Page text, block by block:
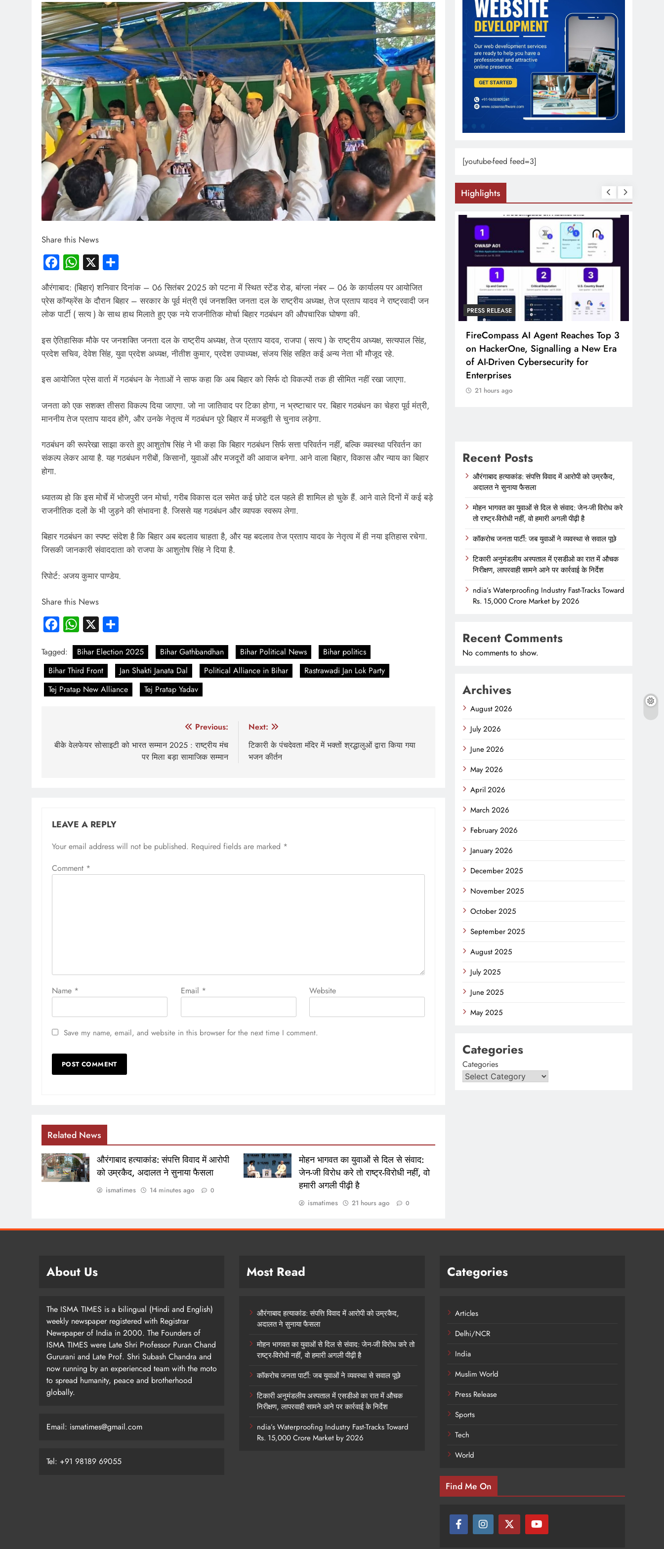
Share this News
Facebook
WhatsApp
X
औरंगाबाद: (बिहार) शनिवार दिनांक – 06 सितंबर 2025 को पटना में स्थित स्टेंड रोड, बांग्ला नंबर – 06 के कार्यालय पर आयोजित
प्रेस कॉन्फ्रेंस के दौरान बिहार – सरकार के पूर्व मंत्री एवं जनशक्ति जनता दल के राष्ट्रीय अध्यक्ष, तेज प्रताप यादव ने राष्ट्रवादी जन
लोक पार्टी ( सत्य ) के साथ हाथ मिलाते हुए एक नये राजनीतिक मोर्चा बिहार गठबंधन की औपचारिक घोषणा की.
इस ऐतिहासिक मौके पर जनशक्ति जनता दल के राष्ट्रीय अध्यक्ष, तेज प्रताप यादव, राजपा ( सत्य ) के राष्ट्रीय अध्यक्ष, सत्यपाल सिंह,
प्रदेश सचिव, देवेश सिंह, युवा प्रदेश अध्यक्ष, नीतीश कुमार, प्रदेश उपाध्यक्ष, संजय सिंह सहित कई अन्य नेता भी मौजूद रहे.
इस आयोजित प्रेस वार्ता में गठबंधन के नेताओं ने साफ कहा कि अब बिहार को सिर्फ दो विकल्पों तक ही सीमित नहीं रखा जाएगा.
जनता को एक सशक्त तीसरा विकल्प दिया जाएगा. जो ना जातिवाद पर टिका होगा, न भ्रष्टाचार पर. बिहार गठबंधन का चेहरा पूर्व मंत्री,
माननीय तेज प्रताप यादव होंगे, और उनके नेतृत्व में गठबंधन पूरे बिहार में मजबूती से चुनाव लड़ेगा.
गठबंधन की रूपरेखा साझा करते हुए आशुतोष सिंह ने भी कहा कि बिहार गठबंधन सिर्फ सत्ता परिवर्तन नहीं, बल्कि व्यवस्था परिवर्तन का
संकल्प लेकर आया है. यह गठबंधन गरीबों, किसानों, युवाओं और मजदूरों की आवाज बनेगा. आने वाला बिहार, विकास और न्याय का बिहार
होगा.
ध्यातव्य हो कि इस मोर्चे में भोजपुरी जन मोर्चा, गरीब विकास दल समेत कई छोटे दल पहले ही शामिल हो चुके हैं. आने वाले दिनों में कई बड़े
राजनीतिक दलों के भी जुड़ने की संभावना है. जिससे यह गठबंधन और व्यापक स्वरूप लेगा.
बिहार गठबंधन का स्पष्ट संदेश है कि बिहार अब बदलाव चाहता है, और यह बदलाव तेज प्रताप यादव के नेतृत्व में ही नया इतिहास रचेगा.
जिसकी जानकारी संवाददाता को राजपा के आशुतोष सिंह ने दिया है.
रिपोर्ट: अजय कुमार पाण्डेय.
Share this News
Facebook
WhatsApp
X
Tagged: Bihar Election 2025 Bihar Gathbandhan Bihar Political News
Bihar politics
Bihar Third Front
Jan Shakti Janata Dal Political Alliance in Bihar
Rastrawadi Jan Lok Party
Tej Pratap New Alliance
Tej Pratap Yadav
navigation
Previous:
बीके वेलफेयर सोसाइटी को भारत सम्मान 2025 : राष्ट्रीय मंच
पर मिला बड़ा सामाजिक सम्मान
Next:
टिकारी के पंचदेवता मंदिर में भक्तों श्रद्धालुओं द्वारा किया गया
भजन कीर्तन
LEAVE A REPLY
Your email address will not be published. Required fields are marked *
Comment *
Name * Email * Website
Save my name, email, and website in this browser for the next time I comment.
Related News
औरंगाबाद हत्याकांड: संपत्ति विवाद में आरोपी
को उम्रकैद, अदालत ने सुनाया फैसला
ismatimes 14 minutes ago 0
मोहन भागवत का युवाओं से दिल से संवाद:
जेन-जी विरोध करे तो राष्ट्र-विरोधी नहीं, वो
हमारी अगली पीढ़ी है
ismatimes 21 hours ago 0
[youtube-feed feed=3]
Highlights
PRESS RELEASE
ndia’s Waterproofing Industry Fast-
Tracks Toward Rs. 15,000 Crore
Market by 2026
21 hours ago
PRESS RELEASE
FireCompass AI Agent Reaches Top 3
on HackerOne, Signalling a New Era
of AI-Driven Cybersecurity for
Enterprises
21 hours ago
Recent Posts
औरंगाबाद हत्याकांड: संपत्ति विवाद में आरोपी को उम्रकैद,
अदालत ने सुनाया फैसला
मोहन भागवत का युवाओं से दिल से संवाद: जेन-जी विरोध करे
तो राष्ट्र-विरोधी नहीं, वो हमारी अगली पीढ़ी है
कॉकरोच जनता पार्टी: जब युवाओं ने व्यवस्था से सवाल पूछे
टिकारी अनुमंडलीय अस्पताल में एसडीओ का रात में औचक
निरीक्षण, लापरवाही सामने आने पर कार्रवाई के निर्देश
ndia’s Waterproofing Industry Fast-Tracks Toward
Rs. 15,000 Crore Market by 2026
Recent Comments
No comments to show.
Archives
August 2026
July 2026
June 2026
May 2026
April 2026
March 2026
February 2026
January 2026
December 2025
November 2025
October 2025
September 2025
August 2025
July 2025
June 2025
May 2025
Categories
Categories
About Us
The ISMA TIMES is a bilingual (Hindi and English)
weekly newspaper registered with Registrar
Newspaper of India in 2000. The Founders of
ISMA TIMES were Late Shri Professor Puran Chand
Gururani and Late Prof. Shri Subash Chandra and
now running by an experienced team with the moto
to spread humanity, peace and brotherhood
globally.
Email: ismatimes@gmail.com
Tel: +91 98189 69055
Most Read
औरंगाबाद हत्याकांड: संपत्ति विवाद में आरोपी को उम्रकैद,
अदालत ने सुनाया फैसला
मोहन भागवत का युवाओं से दिल से संवाद: जेन-जी विरोध करे तो
राष्ट्र-विरोधी नहीं, वो हमारी अगली पीढ़ी है
कॉकरोच जनता पार्टी: जब युवाओं ने व्यवस्था से सवाल पूछे
टिकारी अनुमंडलीय अस्पताल में एसडीओ का रात में औचक
निरीक्षण, लापरवाही सामने आने पर कार्रवाई के निर्देश
ndia’s Waterproofing Industry Fast-Tracks Toward
Rs. 15,000 Crore Market by 2026
Categories
Articles
Delhi/NCR
India
Muslim World
Press Release
Sports
Tech
World
Find Me On